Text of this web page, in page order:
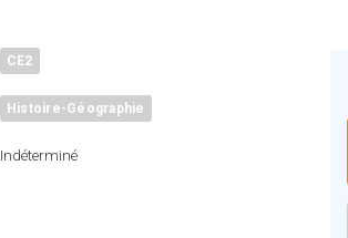
CE2
Histoire-Géographie
Indéterminé